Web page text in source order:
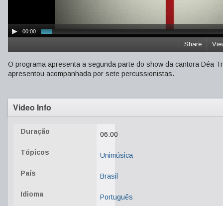
00:00
Share
O programa apresenta a segunda parte do show da cantora Déa
apresentou acompanhada por sete percussionistas.
Video Info
Duração 06:00
Tópicos Unimúsica
País Brasil
Idioma Português